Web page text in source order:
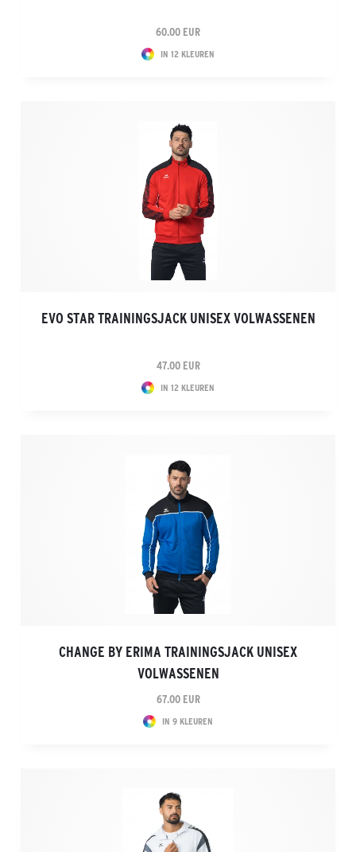
60.00 EUR
IN 12 KLEUREN
EVO STAR TRAININGSJACK UNISEX VOLWASSENEN
47.00 EUR
IN 12 KLEUREN
CHANGE BY ERIMA TRAININGSJACK UNISEX
VOLWASSENEN
67.00 EUR
IN 9 KLEUREN